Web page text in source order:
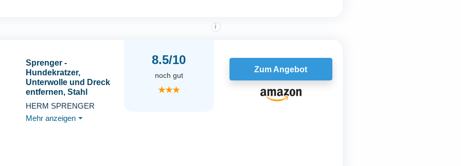
Sprenger -
Hundekratzer,
Unterwolle und Dreck
entfernen, Stahl
vernickelt - Silber
HERM SPRENGER
Mehr anzeigen ⏷
8.5/10
i
noch gut
★★★
Zum Angebot